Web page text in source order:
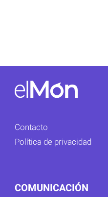
Contacto
Política de privacidad
COMUNICACIÓN